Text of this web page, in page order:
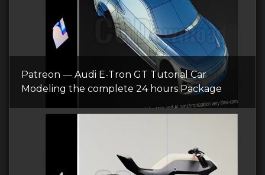
Patreon — Audi E-Tron GT Tutorial Car
Modeling the complete 24 hours Package